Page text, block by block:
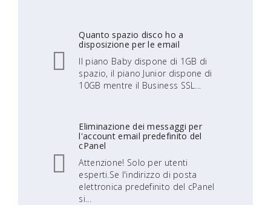
Quanto spazio disco ho a
disposizione per le email
Il piano Baby dispone di 1GB di
spazio, il piano Junior dispone di
10GB mentre il Business SSL...
Eliminazione dei messaggi per
l'account email predefinito del
cPanel
Attenzione! Solo per utenti
esperti.Se l'indirizzo di posta
elettronica predefinito del cPanel
si...